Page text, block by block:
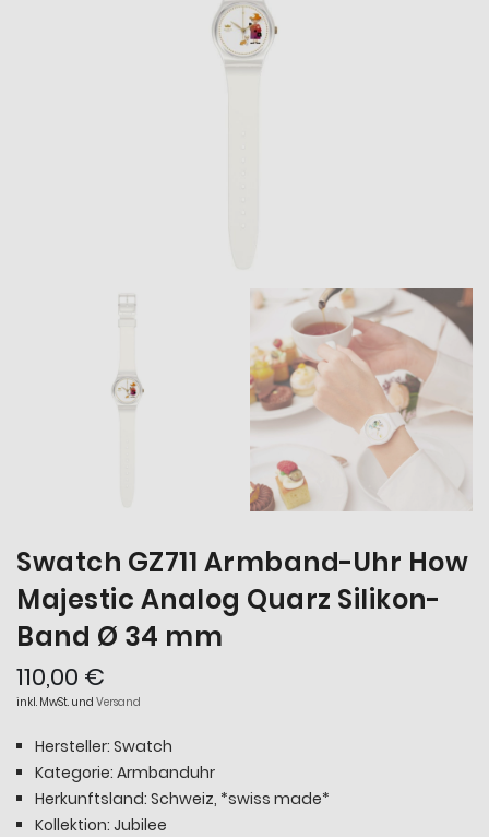
Swatch GZ711 Armband-Uhr How
Majestic Analog Quarz Silikon-
Band Ø 34 mm
110,00 €
inkl. MwSt. und Versand
Hersteller: Swatch
Kategorie: Armbanduhr
Herkunftsland: Schweiz, *swiss made*
Kollektion: Jubilee